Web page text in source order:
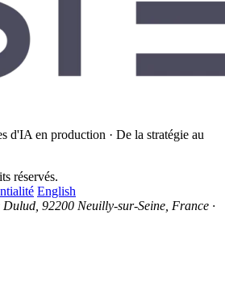
d'IA en production · De la stratégie au
réservés.
English
92200 Neuilly-sur-Seine, France ·